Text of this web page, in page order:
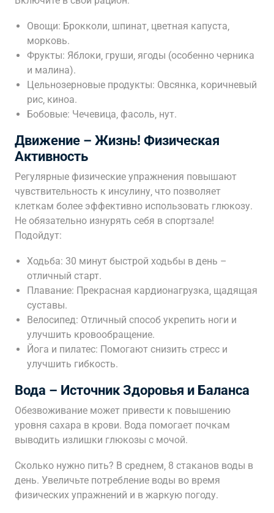
Овощи: Брокколи‚ шпинат‚ цветная капуста‚
морковь.
Фрукты: Яблоки‚ груши‚ ягоды (особенно черника
и малина).
Цельнозерновые продукты: Овсянка‚ коричневый
рис‚ киноа.
Бобовые: Чечевица‚ фасоль‚ нут.
Движение – Жизнь! Физическая
Активность
Регулярные физические упражнения повышают
чувствительность к инсулину‚ что позволяет
клеткам более эффективно использовать глюкозу.
Не обязательно изнурять себя в спортзале!
Подойдут:
Ходьба: 30 минут быстрой ходьбы в день –
отличный старт.
Плавание: Прекрасная кардионагрузка‚ щадящая
суставы.
Велосипед: Отличный способ укрепить ноги и
улучшить кровообращение.
Йога и пилатес: Помогают снизить стресс и
улучшить гибкость.
Вода – Источник Здоровья и Баланса
Обезвоживание может привести к повышению
уровня сахара в крови. Вода помогает почкам
выводить излишки глюкозы с мочой.
Сколько нужно пить? В среднем‚ 8 стаканов воды в
день. Увеличьте потребление воды во время
физических упражнений и в жаркую погоду.